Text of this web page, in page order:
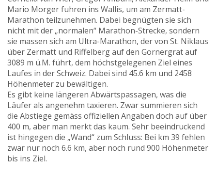
Mario Morger fuhren ins Wallis, um am Zermatt-
Marathon teilzunehmen. Dabei begnügten sie sich
nicht mit der „normalen“ Marathon-Strecke, sondern
sie massen sich am Ultra-Marathon, der von St. Niklaus
über Zermatt und Riffelberg auf den Gornergrat auf
3089 m ü.M. führt, dem höchstgelegenen Ziel eines
Laufes in der Schweiz. Dabei sind 45.6 km und 2458
Höhenmeter zu bewältigen.
Es gibt keine längeren Abwärtspassagen, was die
Läufer als angenehm taxieren. Zwar summieren sich
die Abstiege gemäss offiziellen Angaben doch auf über
400 m, aber man merkt das kaum. Sehr beeindruckend
ist hingegen die „Wand“ zum Schluss: Bei km 39 fehlen
zwar nur noch 6.6 km, aber noch rund 900 Höhenmeter
bis ins Ziel.